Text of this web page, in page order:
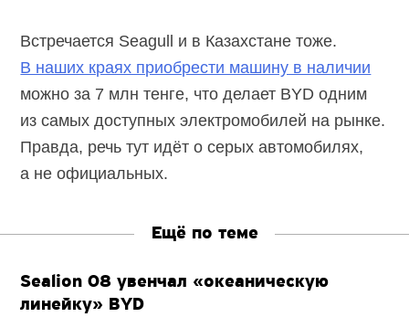
Встречается Seagull и в Казахстане тоже.
В наших краях приобрести машину в наличии
можно за 7 млн тенге, что делает BYD одним
из самых доступных электромобилей на рынке.
Правда, речь тут идёт о серых автомобилях,
а не официальных.
Ещё по теме
Sealion 08 увенчал «океаническую
линейку» BYD